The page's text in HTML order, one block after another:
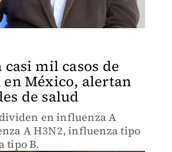
mil casos de
México, alertan
de salud
dividen en influenza A
A H3N2, influenza tipo
tipo B.